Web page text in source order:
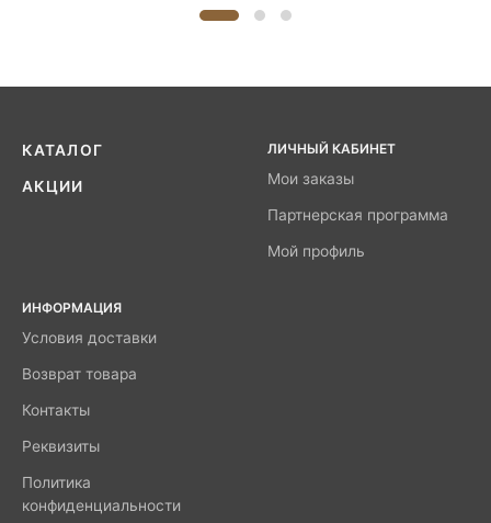
КАТАЛОГ
АКЦИИ
ЛИЧНЫЙ КАБИНЕТ
Мои заказы
Партнерская программа
Мой профиль
ИНФОРМАЦИЯ
Условия доставки
Возврат товара
Контакты
Реквизиты
Политика
конфиденциальности